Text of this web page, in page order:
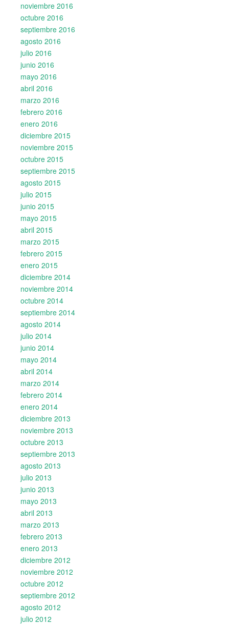
noviembre 2016
octubre 2016
septiembre 2016
agosto 2016
julio 2016
junio 2016
mayo 2016
abril 2016
marzo 2016
febrero 2016
enero 2016
diciembre 2015
noviembre 2015
octubre 2015
septiembre 2015
agosto 2015
julio 2015
junio 2015
mayo 2015
abril 2015
marzo 2015
febrero 2015
enero 2015
diciembre 2014
noviembre 2014
octubre 2014
septiembre 2014
agosto 2014
julio 2014
junio 2014
mayo 2014
abril 2014
marzo 2014
febrero 2014
enero 2014
diciembre 2013
noviembre 2013
octubre 2013
septiembre 2013
agosto 2013
julio 2013
junio 2013
mayo 2013
abril 2013
marzo 2013
febrero 2013
enero 2013
diciembre 2012
noviembre 2012
octubre 2012
septiembre 2012
agosto 2012
julio 2012